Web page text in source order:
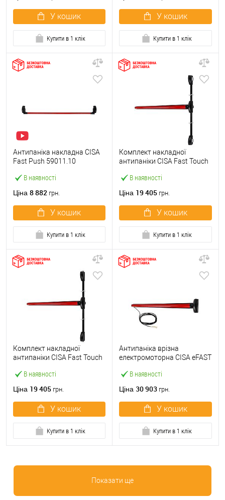
У кошик
Купити в 1 клік
У кошик
Купити в 1 клік
В наявності
Антипаніка накладна CISA
Fast Push 59011.10
штангою 1500 мм червона
Ціна 8 882 грн.
У кошик
Купити в 1 клік
В наявності
Комплект накладної
антипаніки CISA Fast Touch
точковий вбік червона
Ціна 19 405 грн.
У кошик
Купити в 1 клік
В наявності
Комплект накладної
антипаніки CISA Fast Touch
точковий вверх-вниз
Ціна 19 405 грн.
У кошик
Купити в 1 клік
В наявності
Антипаніка врізна
електромоторна CISA eFAST
Ціна 30 903 грн.
У кошик
Купити в 1 клік
Показати ще